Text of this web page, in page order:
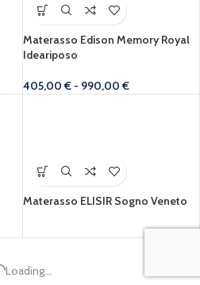
Materasso Edison Memory Royal
Ideariposo
405,00€ - 990,00€
Materasso ELISIR Sogno Veneto
Loading...